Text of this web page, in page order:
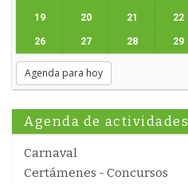
19 20 21 22
26 27 28 29
Agenda para hoy
Agenda de actividades
Carnaval
Certámenes - Concursos